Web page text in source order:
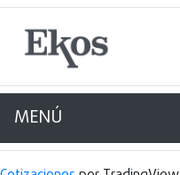
MENÚ